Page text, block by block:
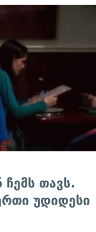
თავს.
უდიდესი